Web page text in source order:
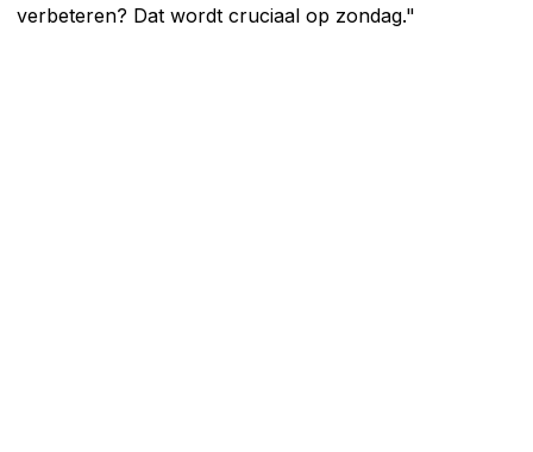
verbeteren? Dat wordt cruciaal op zondag."